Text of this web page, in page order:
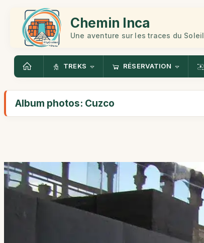
Chemin Inca
Une aventure sur les traces du Soleil
TREKS RÉSERVATION
Album photos: Cuzco